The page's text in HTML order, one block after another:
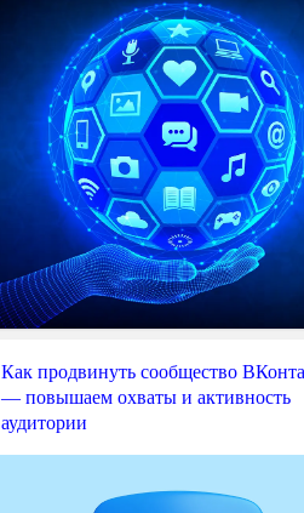
Как продвинуть сообщество
— повышаем охваты и активность
аудитории